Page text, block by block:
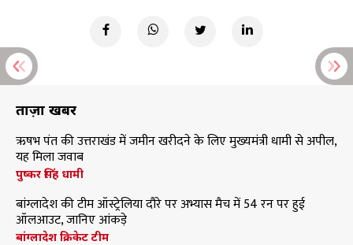
ताज़ा खबरें
ऋषभ पंत की उत्तराखंड में जमीन खरीदने के लिए मुख्यमंत्री धामी से अपील,
यह मिला जवाब
पुष्कर सिंह धामी
बांग्लादेश की टीम ऑस्ट्रेलिया दौरे पर अभ्यास मैच में 54 रन पर हुई
ऑलआउट, जानिए आंकड़े
बांग्लादेश क्रिकेट टीम